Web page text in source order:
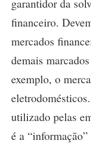
garantidor da
financeiro.
mercados
demais
exemplo, o
utilizado pelas
é a